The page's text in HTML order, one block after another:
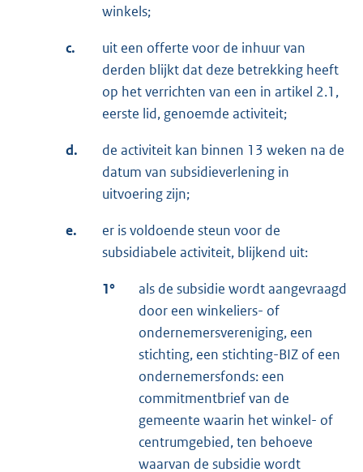
winkels;
c.
uit een offerte voor de inhuur van
derden blijkt dat deze betrekking heeft
op het verrichten van een in artikel 2.1,
eerste lid, genoemde activiteit;
d.
de activiteit kan binnen 13 weken na de
datum van subsidieverlening in
uitvoering zijn;
e.
er is voldoende steun voor de
subsidiabele activiteit, blijkend uit:
1°
als de subsidie wordt aangevraagd
door een winkeliers- of
ondernemersvereniging, een
stichting, een stichting-BIZ of een
ondernemersfonds: een
commitmentbrief van de
gemeente waarin het winkel- of
centrumgebied, ten behoeve
waarvan de subsidie wordt